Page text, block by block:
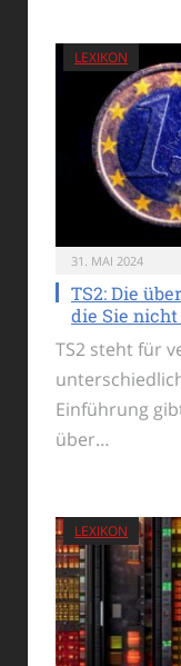
LEXIKON
31. MAI 2024
TS2: Die
die Sie
TS2 steht für
Einführung
über…
LEXIKON